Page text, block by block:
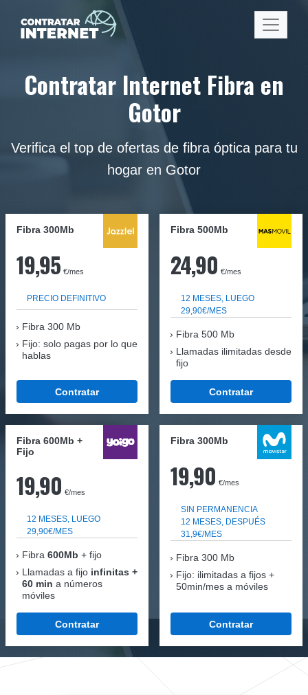
Contratar Internet Fibra en
Gotor
Verifica el top de ofertas de fibra óptica para tu
hogar en Gotor
Fibra 300Mb
19,95 €/mes
PRECIO DEFINITIVO
Fibra 300 Mb
Fijo: solo pagas por lo que
hablas
Contratar
Fibra 500Mb
24,90 €/mes
12 MESES, LUEGO
29,90€/MES
Fibra 500 Mb
Llamadas ilimitadas desde
fijo
Contratar
Fibra 600Mb +
Fijo
19,90 €/mes
12 MESES, LUEGO
29,90€/MES
Fibra 600Mb + fijo
Llamadas a fijo infinitas +
60 min a números
móviles
Contratar
Fibra 300Mb
19,90 €/mes
SIN PERMANENCIA
12 MESES, DESPUÉS
31,9€/MES
Fibra 300 Mb
Fijo: ilimitadas a fijos +
50min/mes a móviles
Contratar